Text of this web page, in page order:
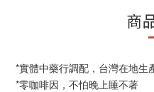
商
*實體中藥行調配，台灣在地生
*零咖啡因，不怕晚上睡不著